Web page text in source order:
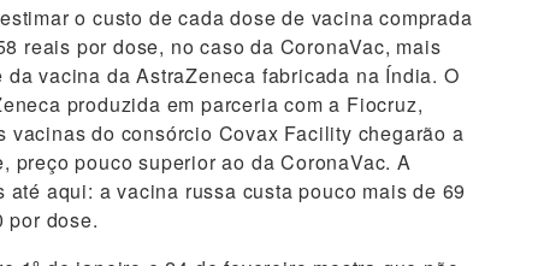
o custo de cada dose de vacina comprada
reais por dose, no caso da CoronaVac, mais
vacina da AstraZeneca fabricada na Índia. O
produzida em parceria com a Fiocruz,
do consórcio Covax Facility chegarão a
preço pouco superior ao da CoronaVac. A
aqui: a vacina russa custa pouco mais de 69
por dose.